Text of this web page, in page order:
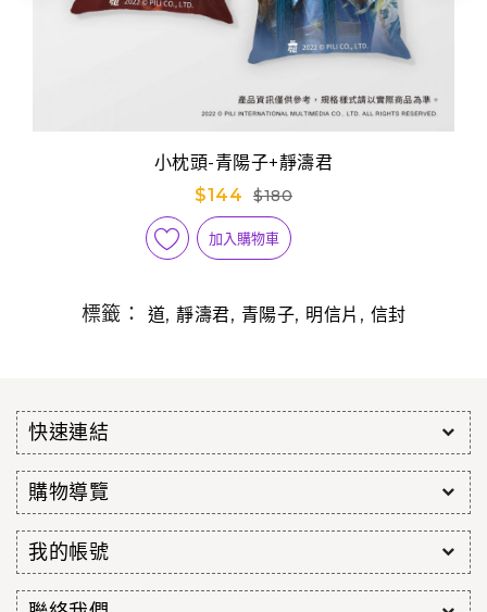
小枕頭-青陽子+靜濤君
$144
$180
加入購物車
標籤： 道, 靜濤君, 青陽子, 明信片 , 信封
快速連結
購物導覽
我的帳號